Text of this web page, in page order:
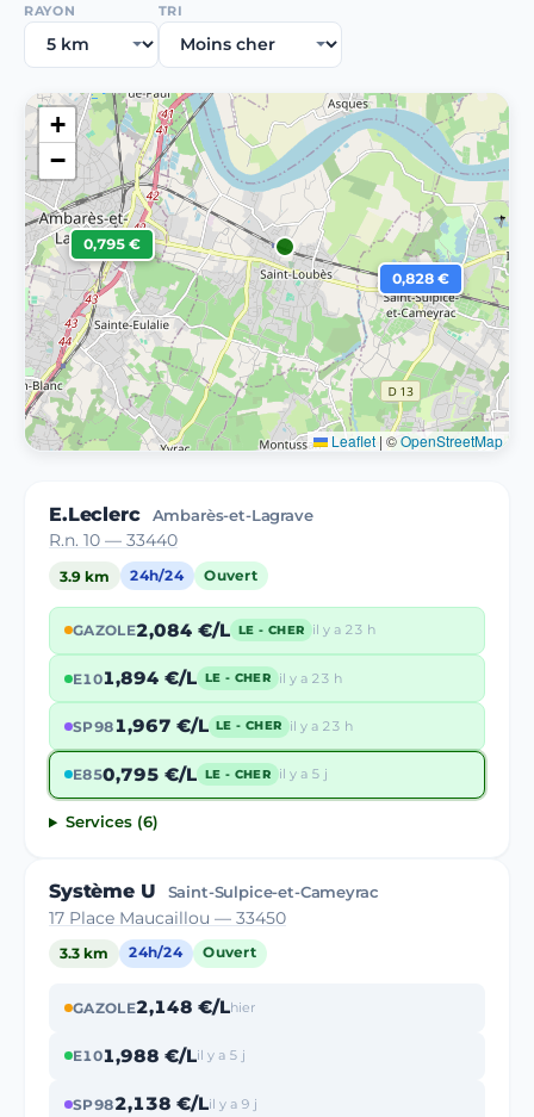
RAYON TRI
0,795 €
0,828 €
+
−
Leaflet | ©OpenStreetMap
E.Leclerc Ambarès-et-Lagrave
R.n. 10 — 33440
3.9 km 24h/24 Ouvert
GAZOLE2,084 €/L LE - CHER il y a 23 h
E101,894 €/L LE - CHER il y a 23 h
SP981,967 €/L LE - CHER il y a 23 h
E850,795 €/L LE - CHER il y a 5 j
Services (6)
Système U Saint-Sulpice-et-Cameyrac
17 Place Maucaillou — 33450
3.3 km 24h/24 Ouvert
GAZOLE2,148 €/Lhier
E101,988 €/Lil y a 5 j
SP982,138 €/Lil y a 9 j